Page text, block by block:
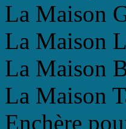
La Maison
La Maison
La Maison
La Maison
Enchère